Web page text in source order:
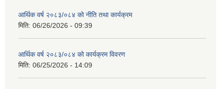
आर्थिक वर्ष २०८३/०८४ को नीति तथा कार्यक्रम
मिति: 06/26/2026 - 09:39
आर्थिक वर्ष २०८३/०८४ को कार्यक्रम विवरण
मिति: 06/25/2026 - 14:09